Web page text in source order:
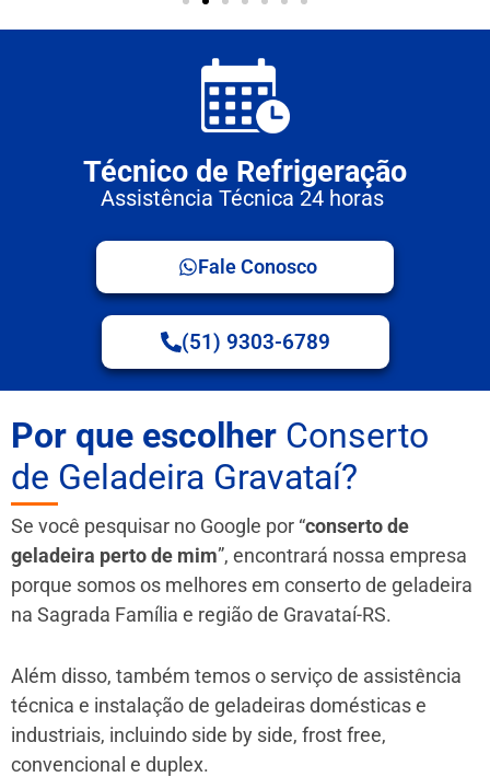
Técnico de Refrigeração
Assistência Técnica 24 horas
Fale Conosco
(51) 9303-6789
Por que escolher Conserto
de Geladeira Gravataí?
Se você pesquisar no Google por “conserto de
geladeira perto de mim”, encontrará nossa empresa
porque somos os melhores em conserto de geladeira
na Sagrada Família e região de Gravataí-RS.
Além disso, também temos o serviço de assistência
técnica e instalação de geladeiras domésticas e
industriais, incluindo side by side, frost free,
convencional e duplex.